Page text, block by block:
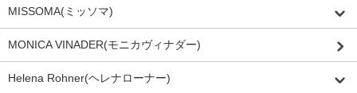
MISSOMA(ミッソマ)
MONICA VINADER(モニカヴィナダー)
Helena Rohner(ヘレナローナー)